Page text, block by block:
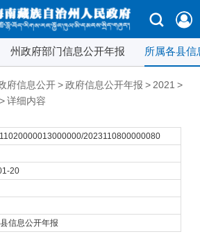
州政府部门信息公开年报 所属各县
府信息公开 > 政府信息公开年报 > 2021 >
> 详细内容
2023110800000080
20
信息公开年报